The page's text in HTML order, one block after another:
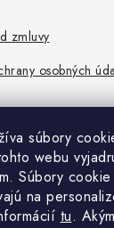
súbory
webu
Súbory
na
tu. A
zmluvy
osobných